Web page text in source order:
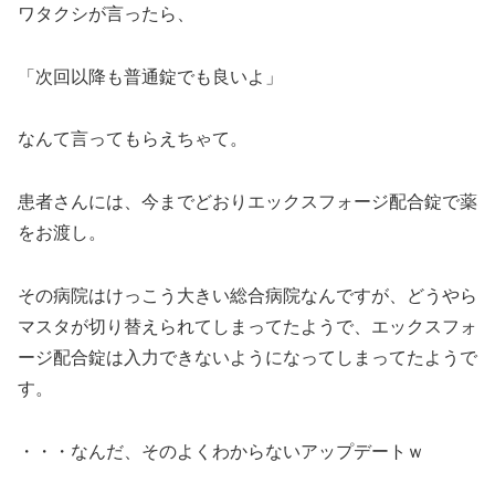
ワタクシが言ったら、
「次回以降も普通錠でも良いよ」
なんて言ってもらえちゃて。
患者さんには、今までどおりエックスフォージ配合錠で薬
をお渡し。
その病院はけっこう大きい総合病院なんですが、どうやら
マスタが切り替えられてしまってたようで、エックスフォ
ージ配合錠は入力できないようになってしまってたようで
す。
・・・なんだ、そのよくわからないアップデートｗ